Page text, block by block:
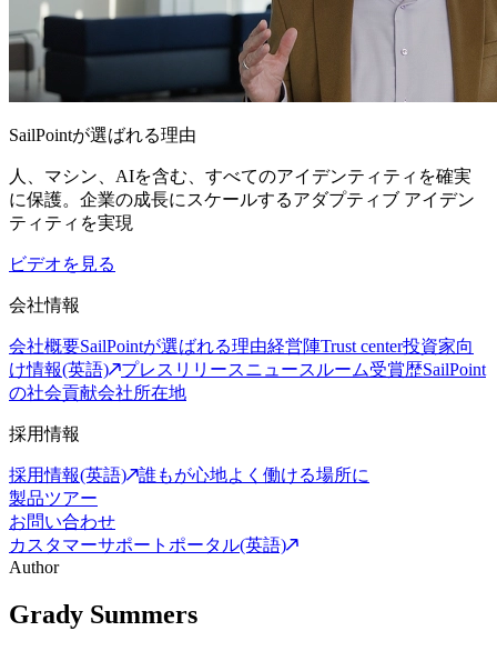
SailPointが選ばれる理由
人、マシン、AIを含む、すべてのアイデンティティを確実
に保護。企業の成長にスケールするアダプティブ アイデン
ティティを実現
ビデオを見る
会社情報
会社概要SailPointが選ばれる理由経営陣Trust center投資家向
け情報(英語)
プレスリリースニュースルーム受賞歴SailPoint
の社会貢献会社所在地
採用情報
採用情報(英語)
誰もが心地よく働ける場所に
製品ツアー
お問い合わせ
カスタマーサポートポータル(英語)
Author
Grady Summers